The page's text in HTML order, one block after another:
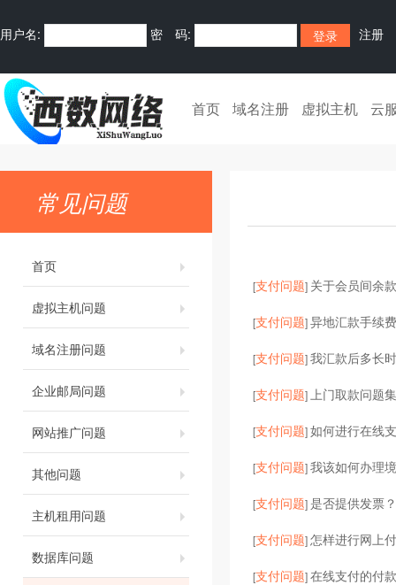
用户名: 密 码: 注册
首页 域名注册 虚拟主机 云
常见问题
首页
虚拟主机问题
域名注册问题
企业邮局问题
网站推广问题
其他问题
主机租用问题
数据库问题
[支付问题] 关于会员间余
[支付问题]异地汇款手续
[支付问题]我汇款后多长
[支付问题]上门取款问题
[支付问题]如何进行在线
[支付问题]我该如何办理
[支付问题]是否提供发票
[支付问题]怎样进行网上
[支付问题]在线支付的付